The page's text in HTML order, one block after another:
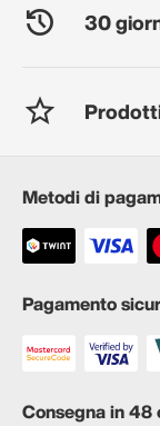
30
Metodi di
Pagamento
Consegna in 48